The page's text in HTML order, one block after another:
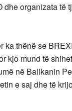
organizata të
ka thënë se
kjo mund të
në Ballkanin
e saj dhe të